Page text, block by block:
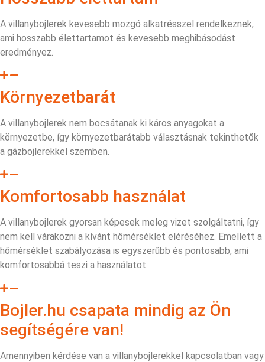
A villanybojlerek kevesebb mozgó alkatrésszel rendelkeznek,
ami hosszabb élettartamot és kevesebb meghibásodást
eredményez.
Környezetbarát
A villanybojlerek nem bocsátanak ki káros anyagokat a
környezetbe, így környezetbarátabb választásnak tekinthetők
a gázbojlerekkel szemben.
Komfortosabb használat
A villanybojlerek gyorsan képesek meleg vizet szolgáltatni, így
nem kell várakozni a kívánt hőmérséklet eléréséhez. Emellett a
hőmérséklet szabályozása is egyszerűbb és pontosabb, ami
komfortosabbá teszi a használatot.
Bojler.hu csapata mindig az Ön
segítségére van!
Amennyiben kérdése van a villanybojlerekkel kapcsolatban vagy